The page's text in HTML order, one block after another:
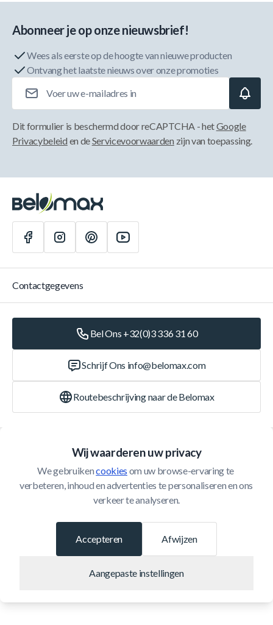
Wij waarderen uw privacy
We gebruiken cookies om uw browse-ervaring te
verbeteren, inhoud en advertenties te personaliseren en ons
verkeer te analyseren.
Afwijzen
Aangepaste instellingen
Accepteren
Abonneer je op onze nieuwsbrief!
Wees als eerste op de hoogte van nieuwe producten
Ontvang het laatste nieuws over onze promoties
Dit formulier is beschermd door reCAPTCHA - hetGoogle
Privacybeleid en deServicevoorwaarden zijn van toepassing.
Klantenservice
Contactgegevens
Bel Ons +32(0)3 336 31 60
Schrijf Ons info@belomax.com
Routebeschrijving naar de Belomax